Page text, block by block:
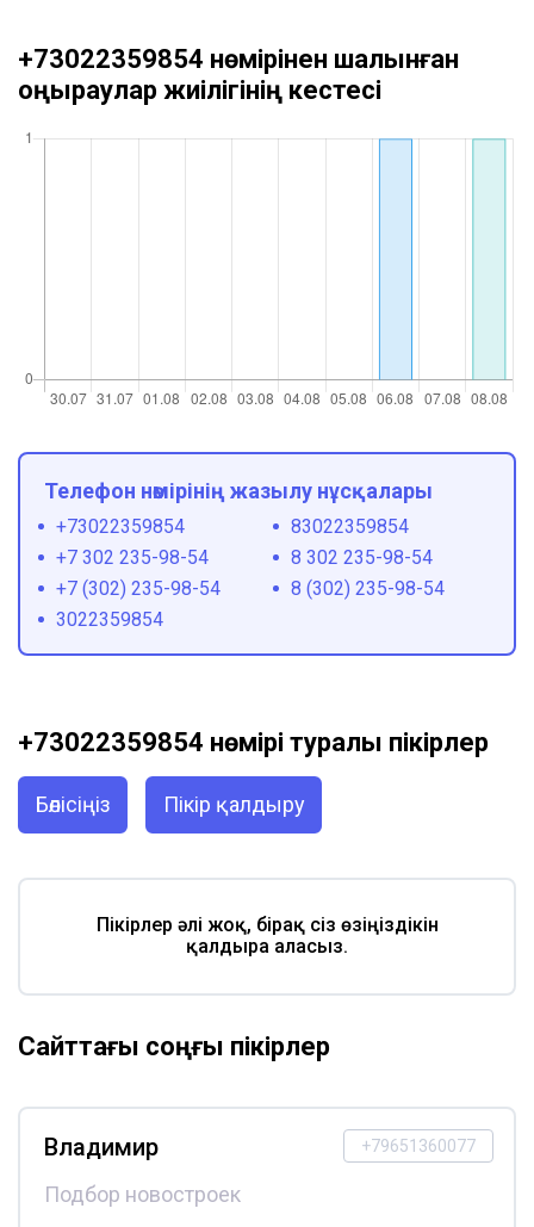
+73022359854 нөмірінен шалынған
қоңыраулар жиілігінің кестесі
Телефон нөмірінің жазылу нұсқалары
+73022359854
83022359854
+7 302 235-98-54
8 302 235-98-54
+7 (302) 235-98-54
8 (302) 235-98-54
3022359854
+73022359854 нөмірі туралы пікірлер
Бөлісіңіз Пікір қалдыру
Пікірлер әлі жоқ, бірақ сіз өзіңіздікін
қалдыра аласыз.
Сайттағы соңғы пікірлер
+79651360077
Владимир
Подбор новостроек